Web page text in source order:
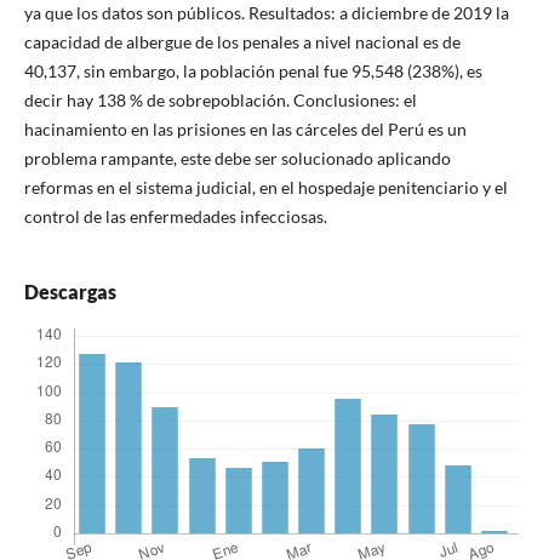
ya que los datos son públicos. Resultados: a diciembre de 2019 la
capacidad de albergue de los penales a nivel nacional es de
40,137, sin embargo, la población penal fue 95,548 (238%), es
decir hay 138 % de sobrepoblación. Conclusiones: el
hacinamiento en las prisiones en las cárceles del Perú es un
problema rampante, este debe ser solucionado aplicando
reformas en el sistema judicial, en el hospedaje penitenciario y el
control de las enfermedades infecciosas.
Descargas